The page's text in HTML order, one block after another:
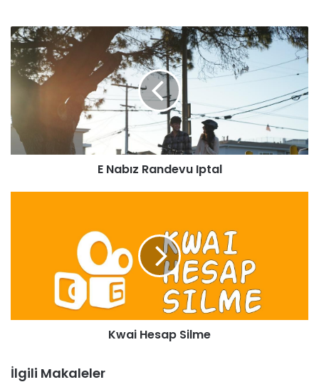
E Nabız Randevu Iptal
Kwai Hesap Silme
İlgili Makaleler